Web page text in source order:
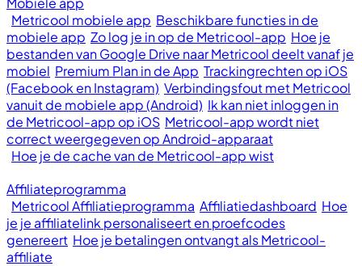
Metricool mobiele app Beschikbare functies in de
mobiele app Zo log je in op de Metricool-app Hoe je
bestanden van Google Drive naar Metricool deelt vanaf je
mobiel Premium Plan in de App Trackingrechten op iOS
(Facebook en Instagram) Verbindingsfout met Metricool
vanuit de mobiele app (Android) Ik kan niet inloggen in
de Metricool-app op iOS Metricool-app wordt niet
correct weergegeven op Android-apparaat
Hoe je de cache van de Metricool-app wist
Affiliateprogramma
Metricool Affiliatieprogramma Affiliatiedashboard Hoe
je je affiliatelink personaliseert en proefcodes
genereert Hoe je betalingen ontvangt als Metricool-
affiliate